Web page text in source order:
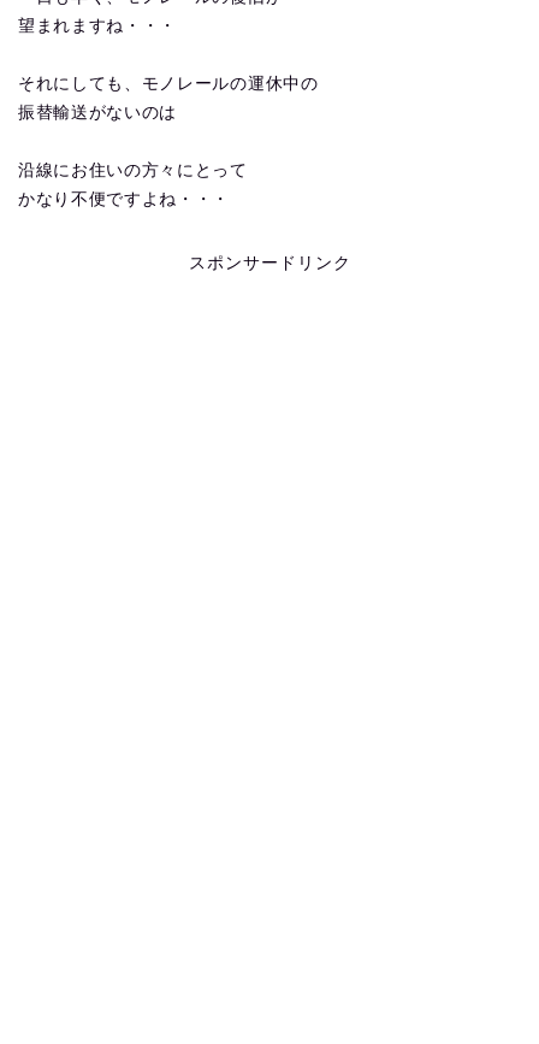
望まれますね・・・
それにしても、モノレールの運休中の
振替輸送がないのは
沿線にお住いの方々にとって
かなり不便ですよね・・・
スポンサードリンク